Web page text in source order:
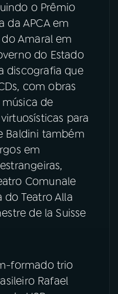
o Prêmio
da APCA em
do Amaral em
do Estado
discografia que
com obras
de
para
Baldini também
em
Comunale
do Teatro Alla
de la Suisse
formado trio
Rafael